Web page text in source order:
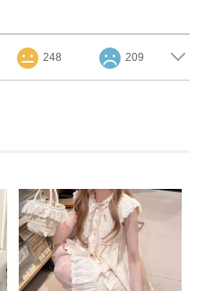
248 209